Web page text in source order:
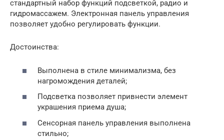
стандартный набор функций подсветкой, радио и
гидромассажем. Электронная панель управления
позволяет удобно регулировать функции.
Достоинства:
Выполнена в стиле минимализма, без
нагромождения деталей;
Подсветка позволяет привнести элемент
украшения приема душа;
Сенсорная панель управления выполнена
стильно;